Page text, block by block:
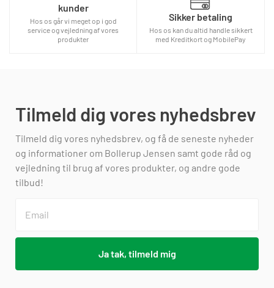
kunder
Hos os går vi meget op i god
service og vejledning af vores
produkter
Sikker betaling
Hos os kan du altid handle sikkert
med Kreditkort og MobilePay
Tilmeld dig vores nyhedsbrev
Tilmeld dig vores nyhedsbrev, og få de seneste nyheder
og informationer om Bollerup Jensen samt gode råd og
vejledning til brug af vores produkter, og andre gode
tilbud!
Ja tak, tilmeld mig